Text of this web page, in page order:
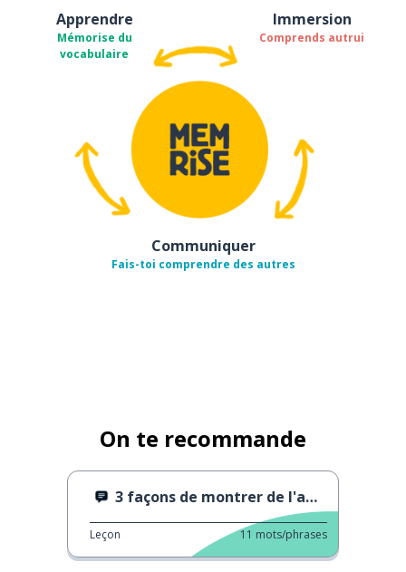
Apprendre
Mémorise du
vocabulaire
Immersion
Comprends autrui
Communiquer
Fais-toi comprendre des autres
On te recommande
3 façons de montrer de l'affection
Leçon 11 mots/phrases